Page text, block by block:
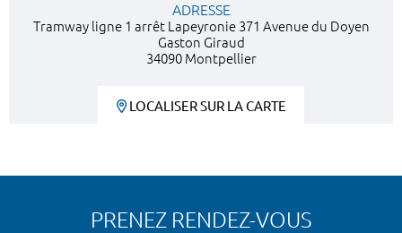
ADRESSE
Tramway ligne 1 arrêt Lapeyronie 371 Avenue du Doyen
Gaston Giraud
34090 Montpellier
LOCALISER SUR LA CARTE
PRENEZ RENDEZ-VOUS